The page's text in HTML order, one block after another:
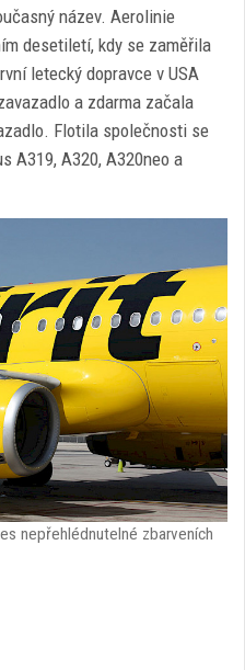
název. Aerolinie
desetiletí, kdy se zaměřila
letecký dopravce v USA
a zdarma začala
Flotila společnosti se
A319, A320, A320neo a
nepřehlédnutelné zbarveních